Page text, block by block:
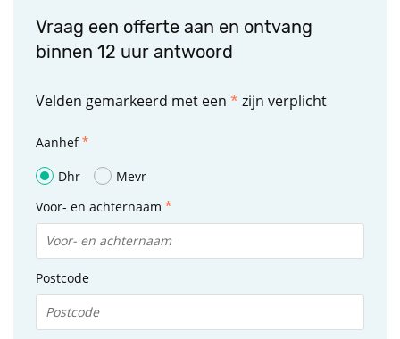
Vraag een offerte aan en ontvang
binnen 12 uur antwoord
Velden gemarkeerd met een * zijn verplicht
Aanhef
Dhr
Mevr
Voor- en achternaam
Postcode